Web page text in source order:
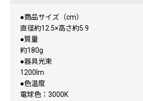
●商品サイズ（cm）
直径約12.5×高さ約5.9
●質量
約180g
●器具光束
1200lm
●色温度
電球色：3000K